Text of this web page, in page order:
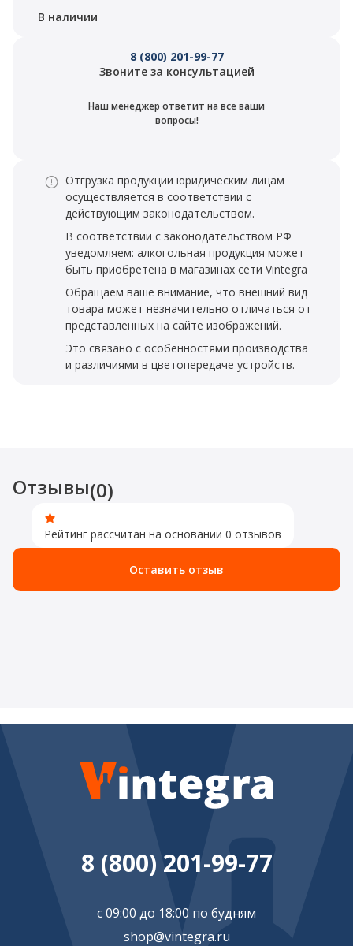
В наличии
8 (800) 201-99-77
Звоните за консультацией
Наш менеджер ответит на все ваши
вопросы!
Отгрузка продукции юридическим лицам
осуществляется в соответствии с
действующим законодательством.
В соответствии с законодательством РФ
уведомляем: алкогольная продукция может
быть приобретена в магазинах сети Vintegra
Обращаем ваше внимание, что внешний вид
товара может незначительно отличаться от
представленных на сайте изображений.
Это связано с особенностями производства
и различиями в цветопередаче устройств.
Отзывы(0)
Рейтинг рассчитан на основании 0 отзывов
Оставить отзыв
8 (800) 201-99-77
с 09:00 до 18:00 по будням
shop@vintegra.ru